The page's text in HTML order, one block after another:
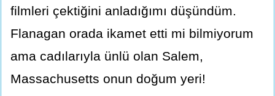
filmleri çektiğini anladığımı düşündüm.
Flanagan orada ikamet etti mi bilmiyorum
ama cadılarıyla ünlü olan Salem,
Massachusetts onun doğum yeri!